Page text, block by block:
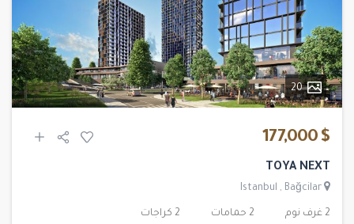
20
$ 177,000
TOYA NEXT
Istanbul , Bağcilar
2 غرف نوم 2 حمامات 2 كراجات